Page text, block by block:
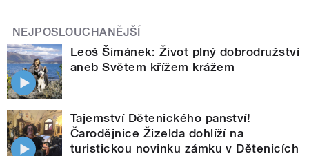
NEJPOSLOUCHANĚJŠÍ
Leoš Šimánek: Život plný dobrodružství
aneb Světem křížem krážem
Tajemství Dětenického panství!
Čarodějnice Žizelda dohlíží na
turistickou novinku zámku v Dětenicích